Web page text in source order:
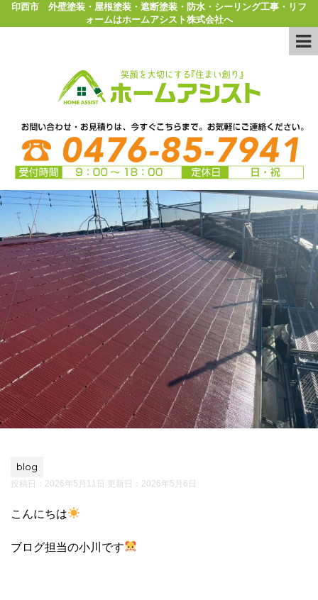
印西市 外壁塗装・屋根塗装・遮断塗装・防水・シーリング工事・リフ
ォームはホームアシスト株式会社へ
blog
投稿日：2026年5月11日 更新日： 2026年5月6日
こんにちは
ブログ担当の小川です